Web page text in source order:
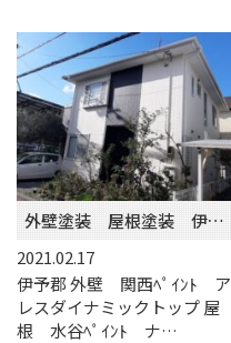
外壁塗装 屋根塗装 伊予郡
2021.02.17
伊予郡 外壁 関西ﾍﾟｲﾝﾄ ア
レスダイナミックトップ 屋
根 水谷ﾍﾟｲﾝﾄ ナ…